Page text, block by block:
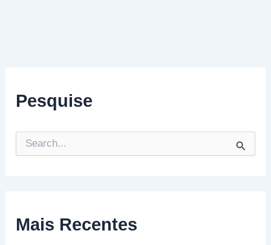
Pesquise
e
s
a
Mais Recentes